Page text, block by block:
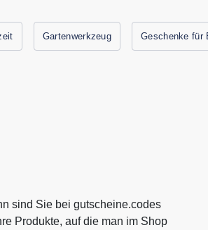
Gartenwerkzeug Geschenke für
sind Sie bei gutscheine.codes
Produkte, auf die man im Shop